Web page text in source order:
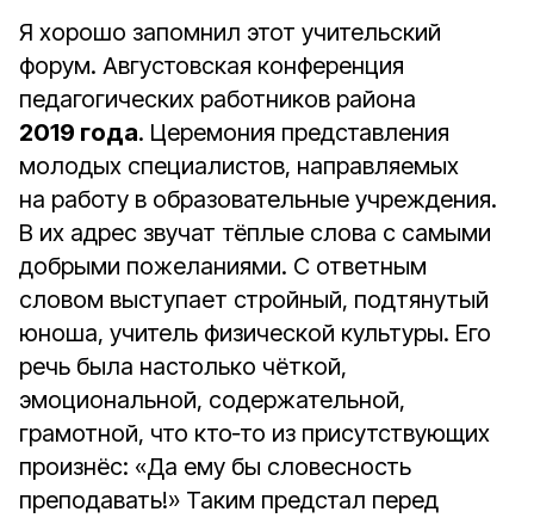
Я хорошо запомнил этот учительский
форум. Августовская конференция
педагогических работников района
2019 года. Церемония представления
молодых специалистов, направляемых
на работу в образовательные учреждения.
В их адрес звучат тёплые слова с самыми
добрыми пожеланиями. С ответным
словом выступает стройный, подтянутый
юноша, учитель физической культуры. Его
речь была настолько чёткой,
эмоциональной, содержательной,
грамотной, что кто‑то из присутствующих
произнёс: «Да ему бы словесность
преподавать!» Таким предстал перед